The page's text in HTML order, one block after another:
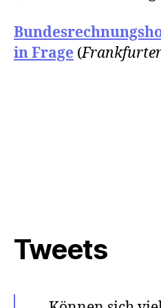
in Frage (
Tweets